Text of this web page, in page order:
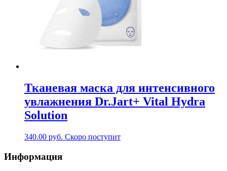
Тканевая маска для интенсивного
увлажнения Dr.Jart+ Vital Hydra
Solution
340.00 руб. Скоро поступит
Информация